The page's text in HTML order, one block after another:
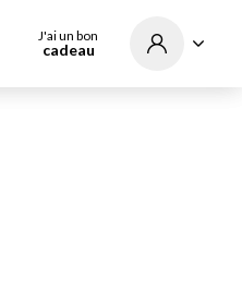
J'ai un bon
cadeau